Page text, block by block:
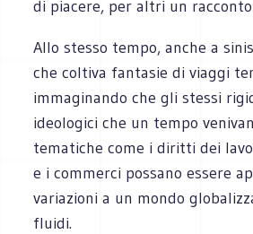
di piacere, per altri un
Allo stesso tempo, anche a
che coltiva fantasie di viaggi
immaginando che gli stessi
ideologici che un tempo
tematiche come i diritti dei
e i commerci possano essere
variazioni a un mondo
fluidi.